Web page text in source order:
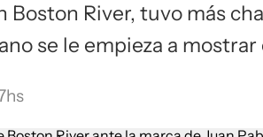
Boston River, tuvo más
se le empieza a